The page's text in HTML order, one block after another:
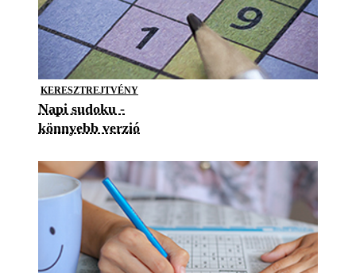
KERESZTREJTVÉNY
Napi sudoku -
könnyebb verzió